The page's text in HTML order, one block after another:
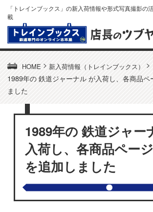
「トレインブックス」の新入荷情報や形式写真撮影の
載
HOME > 新入荷情報（トレインブックス）
>
1989年の 鉄道ジャーナル が入荷し、各商品ペ
ました
1989年の 鉄道ジャー
入荷し、各商品ペー
を追加しました